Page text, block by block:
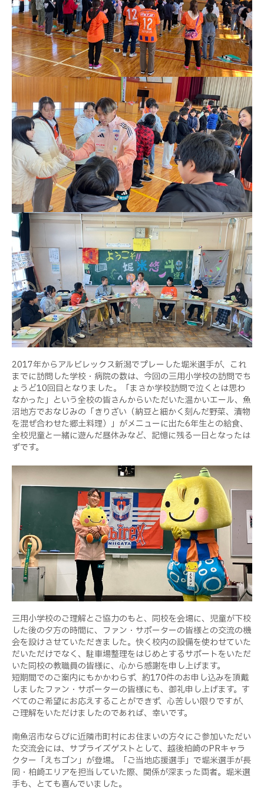
2017年からアルビレックス新潟でプレーした堀米選手が、これ
までに訪問した学校・病院の数は、今回の三用小学校の訪問でち
ょうど10回目となりました。「まさか学校訪問で泣くとは思わ
なかった」という全校の皆さんからいただいた温かいエール、魚
沼地方でおなじみの「きりざい（納豆と細かく刻んだ野菜、漬物
を混ぜ合わせた郷土料理）」がメニューに出た6年生との給食、
全校児童と一緒に遊んだ昼休みなど、記憶に残る一日となったは
ずです。
三用小学校のご理解とご協力のもと、同校を会場に、児童が下校
した後の夕方の時間に、ファン・サポーターの皆様との交流の機
会を設けさせていただきました。快く校内の設備を使わせていた
だいただけでなく、駐車場整理をはじめとするサポートをいただ
いた同校の教職員の皆様に、心から感謝を申し上げます。
短期間でのご案内にもかかわらず、約170件のお申し込みを頂戴
しましたファン・サポーターの皆様にも、御礼申し上げます。す
べてのご希望にお応えすることができず、心苦しい限りですが、
ご理解をいただけましたのであれば、幸いです。
南魚沼市ならびに近隣市町村にお住まいの方々にご参加いただい
た交流会には、サプライズゲストとして、越後柏崎のPRキャラ
クター「えちゴン」が登場。「ご当地応援選手」で堀米選手が長
岡・柏崎エリアを担当していた際、関係が深まった両者。堀米選
手も、とても喜んでいました。